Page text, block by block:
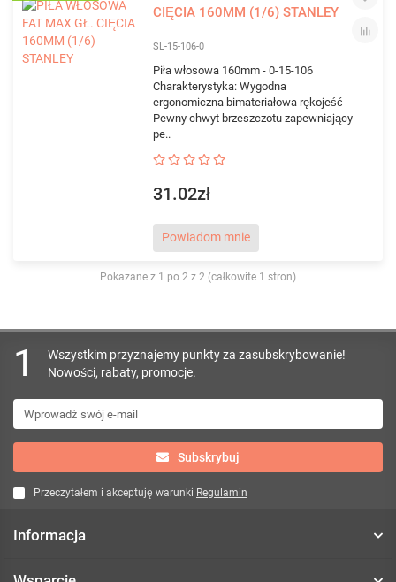
CIĘCIA 160MM (1/6) STANLEY
SL-15-106-0
Piła włosowa 160mm - 0-15-106
Charakterystyka: Wygodna
ergonomiczna bimateriałowa rękojeść
Pewny chwyt brzeszczotu zapewniający
pe..
31.02zł
Powiadom mnie
Pokazane z 1 po 2 z 2 (całkowite 1 stron)
1
Wszystkim przyznajemy punkty za zasubskrybowanie!
Nowości, rabaty, promocje.
Subskrybuj
Przeczytałem i akceptuję warunki Regulamin
Informacja